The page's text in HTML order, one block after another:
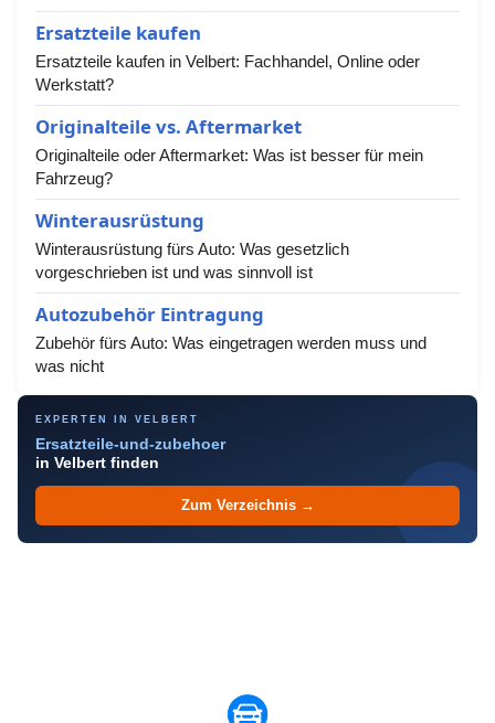
Ersatzteile kaufen
Ersatzteile kaufen in Velbert: Fachhandel, Online oder
Werkstatt?
Originalteile vs. Aftermarket
Originalteile oder Aftermarket: Was ist besser für mein
Fahrzeug?
Winterausrüstung
Winterausrüstung fürs Auto: Was gesetzlich
vorgeschrieben ist und was sinnvoll ist
Autozubehör Eintragung
Zubehör fürs Auto: Was eingetragen werden muss und
was nicht
EXPERTEN IN VELBERT
Ersatzteile-und-zubehoer
in Velbert finden
Zum Verzeichnis →